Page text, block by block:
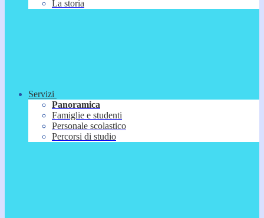
La storia
Servizi
Panoramica
Famiglie e studenti
Personale scolastico
Percorsi di studio